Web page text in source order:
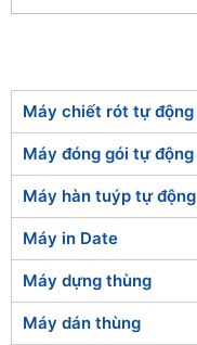
Máy chiết rót tự động
Máy đóng gói tự động
Máy hàn tuýp tự động
Máy in Date
Máy dựng thùng
Máy dán thùng